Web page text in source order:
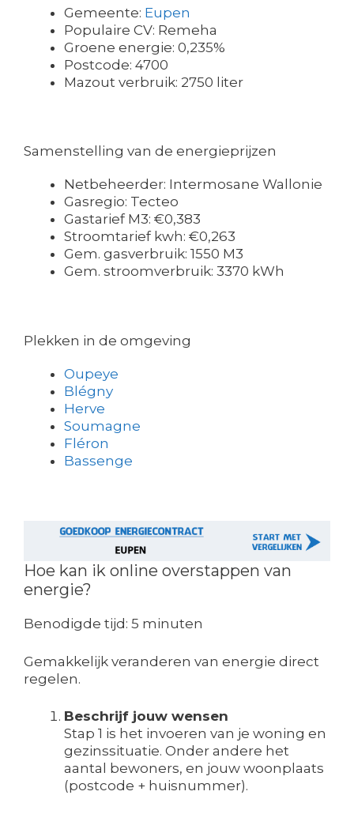
Gemeente: Eupen
Populaire CV: Remeha
Groene energie: 0,235%
Postcode: 4700
Mazout verbruik: 2750 liter
Samenstelling van de energieprijzen
Netbeheerder: Intermosane Wallonie
Gasregio: Tecteo
Gastarief M3: €0,383
Stroomtarief kwh: €0,263
Gem. gasverbruik: 1550 M3
Gem. stroomverbruik: 3370 kWh
Plekken in de omgeving
Oupeye
Blégny
Herve
Soumagne
Fléron
Bassenge
Hoe kan ik online overstappen van
energie?
Benodigde tijd: 5 minuten
Gemakkelijk veranderen van energie direct
regelen.
Beschrijf jouw wensen
Stap 1 is het invoeren van je woning en
gezinssituatie. Onder andere het
aantal bewoners, en jouw woonplaats
(postcode + huisnummer).